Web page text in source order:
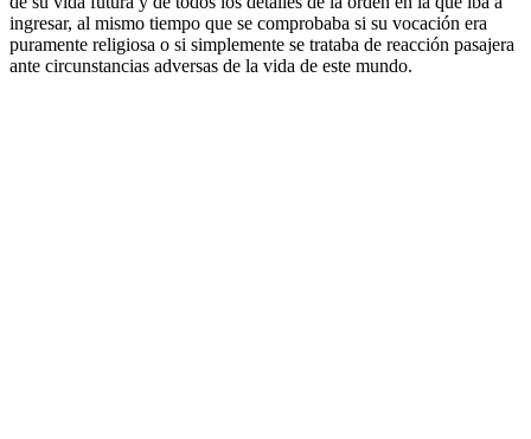
ingresar, al mismo tiempo que se comprobaba si su vocación era
puramente religiosa o si simplemente se trataba de reacción pasajera
ante circunstancias adversas de la vida de este mundo.